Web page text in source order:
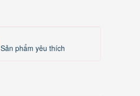
Sản phẩm yêu thích